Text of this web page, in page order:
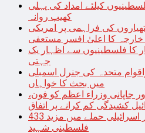
کیلئے امداد کی پہلی
کھیپ روانہ
کی فراہمی پر امریکی
کا اعلیٰ افسر مستعفی
کا فلسطینیوں سے اظہار یک
جہتی
متحدہ کی جنرل اسمبلی
میں بحث کا خواہاں
جاپانی وزراء اعظم کو فون،
کشیدگی کم کرانے پر اتفاق
غزہ کے پناہ گزین کیمپ پر اسرائیلی حملے میں مزید 433
فلسطینی شہید